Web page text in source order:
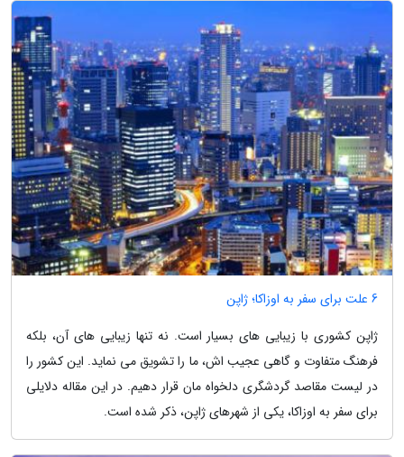
6 علت برای سفر به اوزاکا؛ ژاپن
ژاپن کشوری با زیبایی های بسیار است. نه تنها زیبایی های آن، بلکه
فرهنگ متفاوت و گاهی عجیب اش، ما را تشویق می نماید. این کشور را
در لیست مقاصد گردشگری دلخواه مان قرار دهیم. در این مقاله دلایلی
برای سفر به اوزاکا، یکی از شهرهای ژاپن، ذکر شده است.